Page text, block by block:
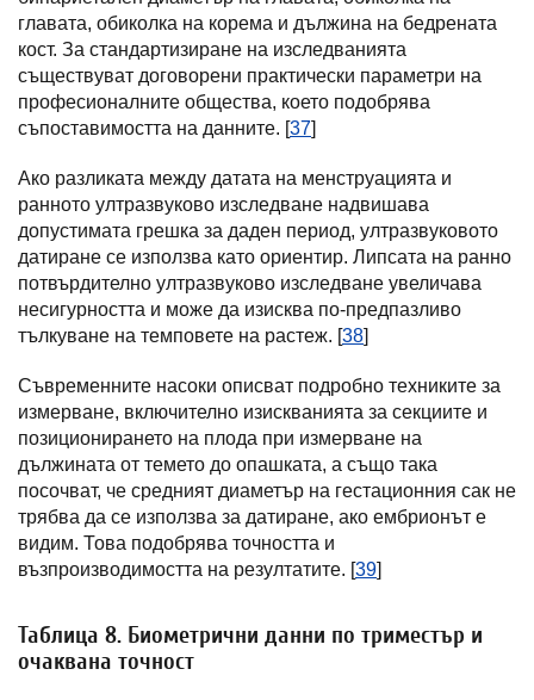
главата, обиколка на корема и дължина на бедрената
кост. За стандартизиране на изследванията
съществуват договорени практически параметри на
професионалните общества, което подобрява
съпоставимостта на данните. [37]
Ако разликата между датата на менструацията и
ранното ултразвуково изследване надвишава
допустимата грешка за даден период, ултразвуковото
датиране се използва като ориентир. Липсата на ранно
потвърдително ултразвуково изследване увеличава
несигурността и може да изисква по-предпазливо
тълкуване на темповете на растеж. [38]
Съвременните насоки описват подробно техниките за
измерване, включително изискванията за секциите и
позиционирането на плода при измерване на
дължината от темето до опашката, а също така
посочват, че средният диаметър на гестационния сак не
трябва да се използва за датиране, ако ембрионът е
видим. Това подобрява точността и
възпроизводимостта на резултатите. [39]
Таблица 8. Биометрични данни по триместър и
очаквана точност